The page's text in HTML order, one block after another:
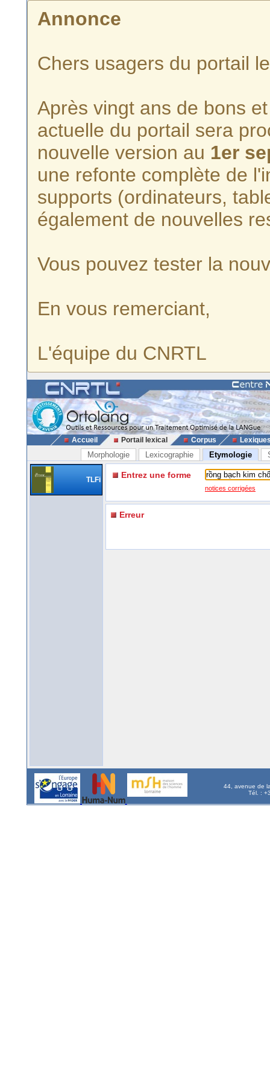
Annonce
Chers usagers du portail
Après vingt ans de bons
actuelle du portail sera
nouvelle version au 1er
une refonte complète de
supports (ordinateurs,
également de nouvelles
Vous pouvez tester la
En vous remerciant,
L'équipe du CNRTL
Accueil Portail lexical Corpus
Morphologie Lexicographie Etymologie
TLFi Entrez une forme
notices corrigées
Erreur
44, avenue de
Tél. :